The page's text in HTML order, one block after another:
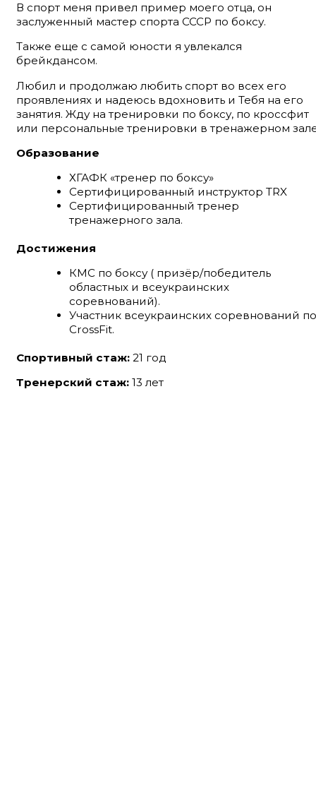
В спорт меня привел пример моего отца, он
заслуженный мастер спорта СССР по боксу.
Также еще с самой юности я увлекался
брейкдансом.
Любил и продолжаю любить спорт во всех его
проявлениях и надеюсь вдохновить и Тебя на его
занятия. Жду на тренировки по боксу, по кроссфит
или персональные тренировки в тренажерном
Образование
ХГАФК «тренер по боксу»
Сертифицированный инструктор TRX
Сертифицированный тренер
тренажерного зала.
Достижения
КМС по боксу ( призёр/победитель
областных и всеукраинских
соревнований).
Участник всеукраинских соревнований по
CrossFit.
Спортивный стаж: 21 год
Тренерский стаж: 13 лет